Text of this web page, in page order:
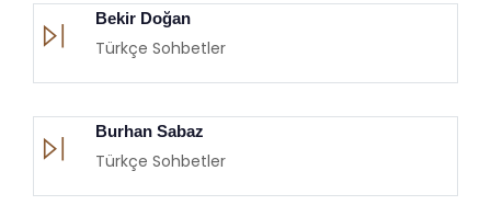
Bekir Doğan
Türkçe Sohbetler
Burhan Sabaz
Türkçe Sohbetler